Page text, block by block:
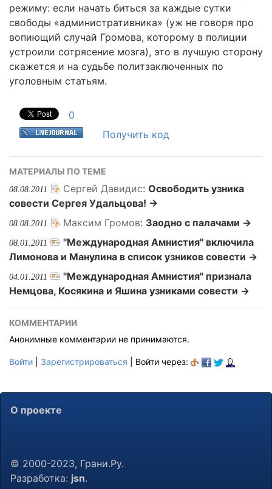
режиму: если начать биться за каждые сутки
свободы «административника» (уж не говоря про
вопиющий случай Громова, которому в полиции
устроили сотрясение мозга), это в лучшую сторону
скажется и на судьбе политзаключенных по
уголовным статьям.
0
Получить код
МАТЕРИАЛЫ ПО ТЕМЕ
08.08.2011 Сергей Давидис: Освободить узника
совести Сергея Удальцова! →
08.08.2011 Максим Громов: Заодно с палачами →
08.01.2011
"Международная Амнистия" включила
Лимонова и Манулина в список узников совести →
04.01.2011
"Международная Амнистия" признала
Немцова, Косякина и Яшина узниками совести →
КОММЕНТАРИИ
Анонимные комментарии не принимаются.
Войти Зарегистрироваться | Войти через:
О проекте
© 2000-2023, Грани.Ру.
Разработка: jsn.